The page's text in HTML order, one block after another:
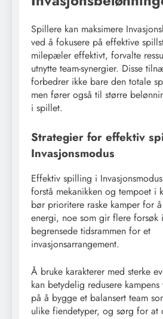
Spillere kan maksimere
ved å fokusere på effektive
milepæler effektivt, forvalte
utnytte team-synergier. Disse
forbedrer ikke bare den totale
men fører også til større
i spillet.
Strategier for effektiv
Invasjonsmodus
Effektiv spilling i
forstå mekanikken og tempoet i
bør prioritere raske kamper for
energi, noe som gir flere forsøk
begrensede tidsrammen for et
invasjonsarrangement.
Å bruke karakterer med sterke
kan betydelig redusere
på å bygge et balansert team
ulike fiendetyper, og sørg for at